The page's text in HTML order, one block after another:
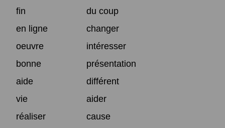
fin
du coup
en ligne
changer
oeuvre
intéresser
bonne
présentation
aide
différent
vie
aider
réaliser
cause